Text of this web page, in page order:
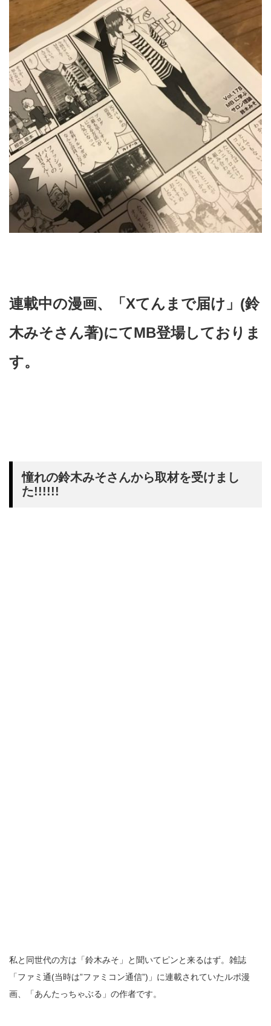
連載中の漫画、「Xてんまで届け」(鈴
木みそさん著)にてMB登場しておりま
す。
憧れの鈴木みそさんから取材を受けまし
た!!!!!!
私と同世代の方は「鈴木みそ」と聞いてピンと来るはず。雑誌
「ファミ通(当時は”ファミコン通信”)」に連載されていたルポ漫
画、「あんたっちゃぶる」の作者です。